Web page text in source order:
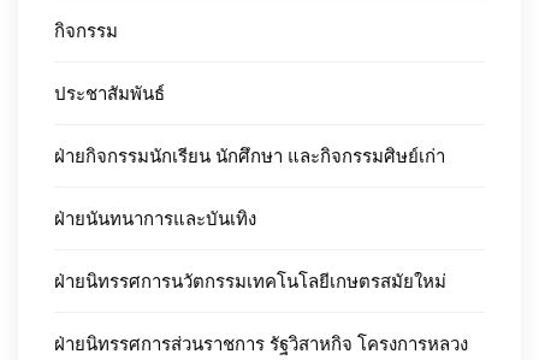
กิจกรรม
ประชาสัมพันธ์
ฝ่ายกิจกรรมนักเรียน นักศึกษา และกิจกรรมศิษย์เก่า
ฝ่ายนันทนาการและบันเทิง
ฝ่ายนิทรรศการนวัตกรรมเทคโนโลยีเกษตรสมัยใหม่
ฝ่ายนิทรรศการส่วนราชการ รัฐวิสาหกิจ โครงการหลวง